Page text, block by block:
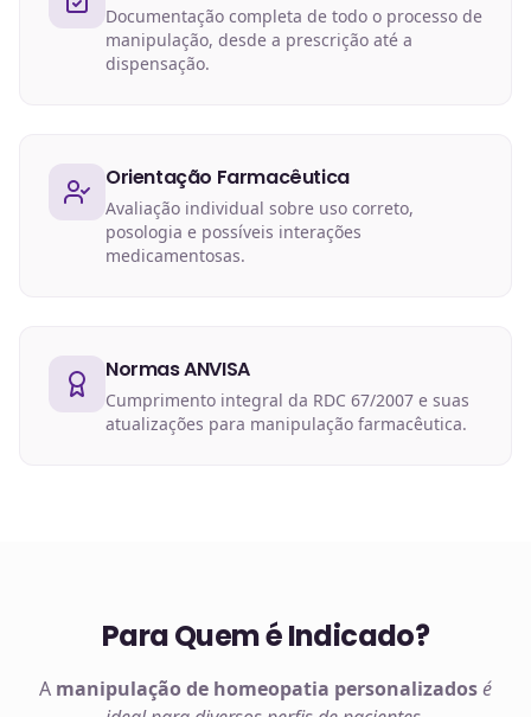
Documentação completa de todo o processo de
manipulação, desde a prescrição até a
dispensação.
Orientação Farmacêutica
Avaliação individual sobre uso correto,
posologia e possíveis interações
medicamentosas.
Normas ANVISA
Cumprimento integral da RDC 67/2007 e suas
atualizações para manipulação farmacêutica.
Para Quem é Indicado?
A manipulação de homeopatia personalizadosé